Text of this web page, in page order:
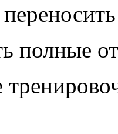
полные